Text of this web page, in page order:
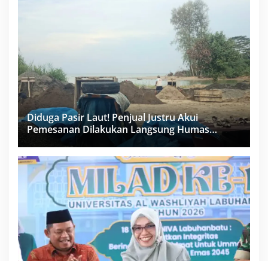
Diduga Pasir Laut! Penjual Justru Akui
Pemesanan Dilakukan Langsung Humas